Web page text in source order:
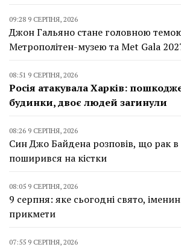
09:28 9 СЕРПНЯ, 2026
Джон Гальяно стане головною
Метрополітен-музею та Met Gala
08:51 9 СЕРПНЯ, 2026
Росія атакувала Харків:
будинки, двоє людей загинули
08:26 9 СЕРПНЯ, 2026
Син Джо Байдена розповів, що рак в
поширився на кістки
08:05 9 СЕРПНЯ, 2026
9 серпня: яке сьогодні свято,
прикмети
07:55 9 СЕРПНЯ, 2026